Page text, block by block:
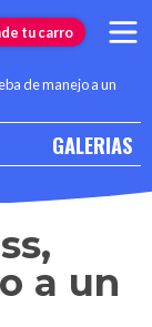
tu carro
de manejo a un
GALERIAS
a un